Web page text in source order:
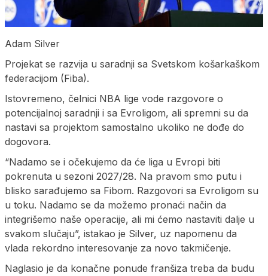
Adam Silver
Projekat se razvija u saradnji sa Svetskom košarkaškom
federacijom (Fiba).
Istovremeno, čelnici NBA lige vode razgovore o
potencijalnoj saradnji i sa Evroligom, ali spremni su da
nastavi sa projektom samostalno ukoliko ne dođe do
dogovora.
“Nadamo se i očekujemo da će liga u Evropi biti
pokrenuta u sezoni 2027/28. Na pravom smo putu i
blisko sarađujemo sa Fibom. Razgovori sa Evroligom su
u toku. Nadamo se da možemo pronaći način da
integrišemo naše operacije, ali mi ćemo nastaviti dalje u
svakom slučaju”, istakao je Silver, uz napomenu da
vlada rekordno interesovanje za novo takmičenje.
Naglasio je da konačne ponude franšiza treba da budu